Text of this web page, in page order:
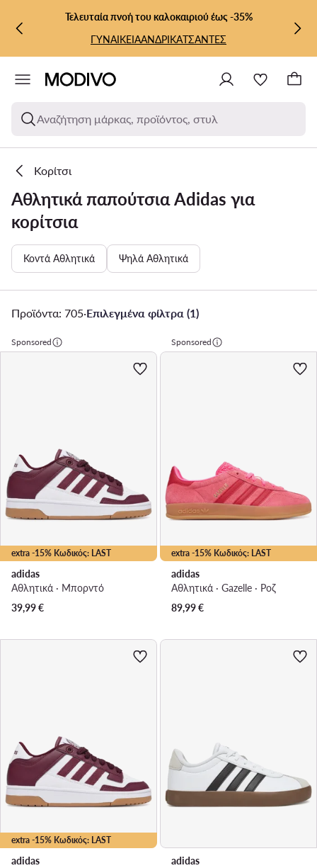
ΜΕΤΆΒΑΣΗ ΣΤΟ ΚΎΡΙΟ ΠΕΡΙΕΧΌΜΕΝΟ
ΜΕΤΆΒΑΣΗ ΣΤΗΝ ΑΝΑΖΉΤΗΣΗ
Τελευταία πνοή του καλοκαιριού έως -35%
ΓΥΝΑΙΚΕΙΑΑΝΔΡΙΚΑΤΣΑΝΤΕΣ
Αναζήτηση μάρκας, προϊόντος, στυλ
Κορίτσι
Αθλητικά παπούτσια Adidas για
κορίτσια
Κοντά Αθλητικά Ψηλά Αθλητικά
Προϊόντα: 705·Επιλεγμένα φίλτρα (1)
Sponsored
extra -15% Κωδικός: LAST
adidas
Αθλητικά · Μπορντό
39,99€
Sponsored
extra -15% Κωδικός: LAST
adidas
Αθλητικά · Gazelle · Ροζ
89,99€
extra -15% Κωδικός: LAST
adidas
adidas